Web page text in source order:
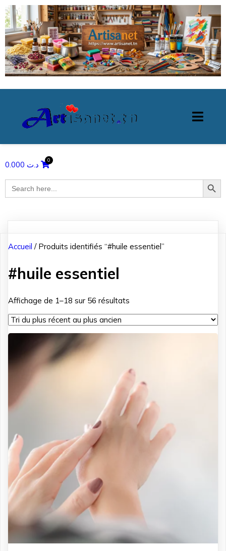
د.ت
Search
for:
Search Button
Accueil / Produits identifiés “#huile essentiel”
#huile essentiel
Affichage de 1–18 sur 56 résultats
récent
ancien